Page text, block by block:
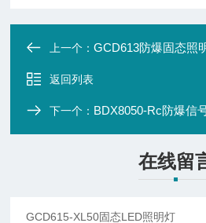
上一个：GCD613防爆固态照
返回列表
下一个： BDX8050-Rc防爆信
在线留